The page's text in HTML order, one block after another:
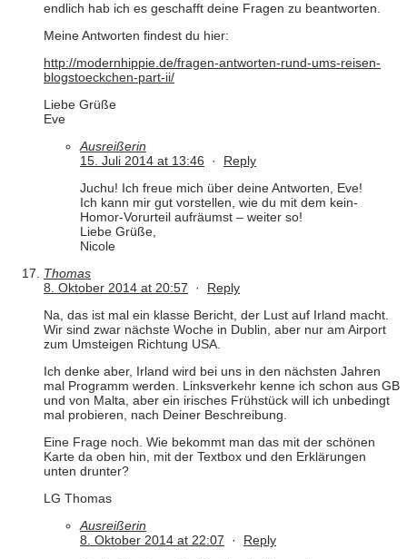
endlich hab ich es geschafft deine Fragen zu beantworten.
Meine Antworten findest du hier:
http://modernhippie.de/fragen-antworten-rund-ums-reisen-
blogstoeckchen-part-ii/
Liebe Grüße
Eve
Ausreißerin
15. Juli 2014 at 13:46 · Reply
Juchu! Ich freue mich über deine Antworten, Eve!
Ich kann mir gut vorstellen, wie du mit dem kein-
Homor-Vorurteil aufräumst – weiter so!
Liebe Grüße,
Nicole
Thomas
8. Oktober 2014 at 20:57 · Reply
Na, das ist mal ein klasse Bericht, der Lust auf Irland macht.
Wir sind zwar nächste Woche in Dublin, aber nur am Airport
zum Umsteigen Richtung USA.
Ich denke aber, Irland wird bei uns in den nächsten Jahren
mal Programm werden. Linksverkehr kenne ich schon aus GB
und von Malta, aber ein irisches Frühstück will ich unbedingt
mal probieren, nach Deiner Beschreibung.
Eine Frage noch. Wie bekommt man das mit der schönen
Karte da oben hin, mit der Textbox und den Erklärungen
unten drunter?
LG Thomas
Ausreißerin
8. Oktober 2014 at 22:07 · Reply